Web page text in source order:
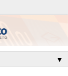
▼